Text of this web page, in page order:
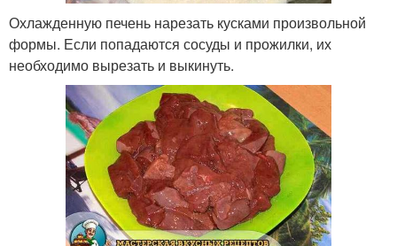
Охлажденную печень нарезать кусками произвольной
формы. Если попадаются сосуды и прожилки, их
необходимо вырезать и выкинуть.